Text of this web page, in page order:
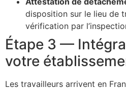
disposition sur le lieu de
vérification par
Étape 3 —
votre
Les travailleurs arrivent en